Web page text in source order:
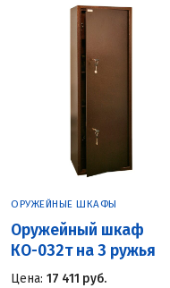
ОРУЖЕЙНЫЕ ШКАФЫ
Оружейный шкаф
КО-032т на 3 ружья
Цена: 17 411 руб.